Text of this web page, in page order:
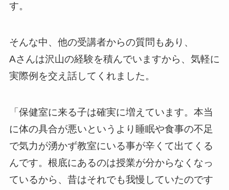
す。
そんな中、他の受講者からの質問もあり、
Aさんは沢山の経験を積んでいますから、気軽に
実際例を交え話してくれました。
「保健室に来る子は確実に増えています。本当
に体の具合が悪いというより睡眠や食事の不足
で気力が湧かず教室にいる事が辛くて出てくる
んです。根底にあるのは授業が分からなくなっ
ているから、昔はそれでも我慢していたのです